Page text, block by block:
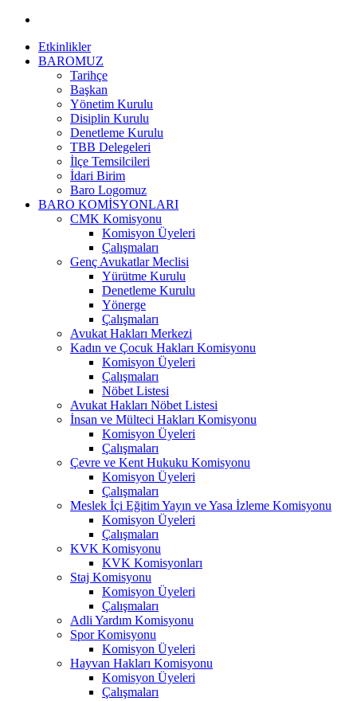
Etkinlikler
BAROMUZ
Tarihçe
Başkan
Yönetim Kurulu
Disiplin Kurulu
Denetleme Kurulu
TBB Delegeleri
İlçe Temsilcileri
İdari Birim
Baro Logomuz
BARO KOMİSYONLARI
CMK Komisyonu
Komisyon Üyeleri
Çalışmaları
Genç Avukatlar Meclisi
Yürütme Kurulu
Denetleme Kurulu
Yönerge
Çalışmaları
Avukat Hakları Merkezi
Kadın ve Çocuk Hakları Komisyonu
Komisyon Üyeleri
Çalışmaları
Nöbet Listesi
Avukat Hakları Nöbet Listesi
İnsan ve Mülteci Hakları Komisyonu
Komisyon Üyeleri
Çalışmaları
Çevre ve Kent Hukuku Komisyonu
Komisyon Üyeleri
Çalışmaları
Meslek İçi Eğitim Yayın ve Yasa İzleme Komisyonu
Komisyon Üyeleri
Çalışmaları
KVK Komisyonu
KVK Komisyonları
Staj Komisyonu
Komisyon Üyeleri
Çalışmaları
Adli Yardım Komisyonu
Spor Komisyonu
Komisyon Üyeleri
Hayvan Hakları Komisyonu
Komisyon Üyeleri
Çalışmaları